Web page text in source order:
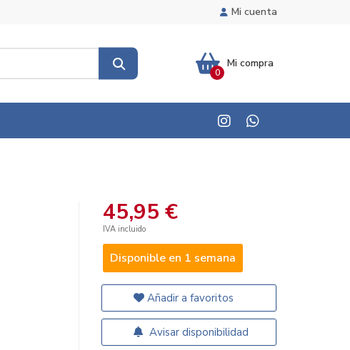
Mi cuenta
Mi compra
0
45,95 €
IVA incluido
Disponible en 1 semana
Añadir a favoritos
Avisar disponibilidad